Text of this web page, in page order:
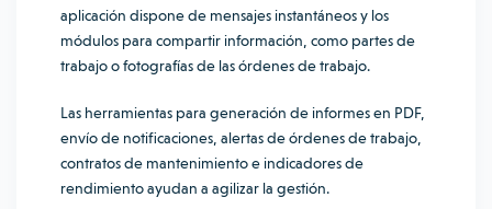
aplicación dispone de mensajes instantáneos y los
módulos para compartir información, como partes de
trabajo o fotografías de las órdenes de trabajo.
Las herramientas para generación de informes en PDF,
envío de notificaciones, alertas de órdenes de trabajo,
contratos de mantenimiento e indicadores de
rendimiento ayudan a agilizar la gestión.